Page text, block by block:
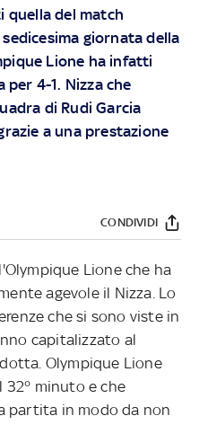
quella del match
giornata della
Lione ha infatti
4-1. Nizza che
di Rudi Garcia
a una prestazione
CONDIVIDI
Lione che ha
agevole il Nizza. Lo
che si sono viste in
capitalizzato al
Olympique Lione
minuto e che
partita in modo da non